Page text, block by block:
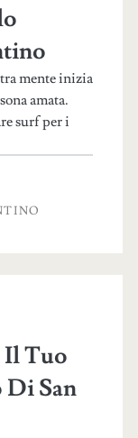
mente inizia
amata.
surf per i
Il Tuo
San